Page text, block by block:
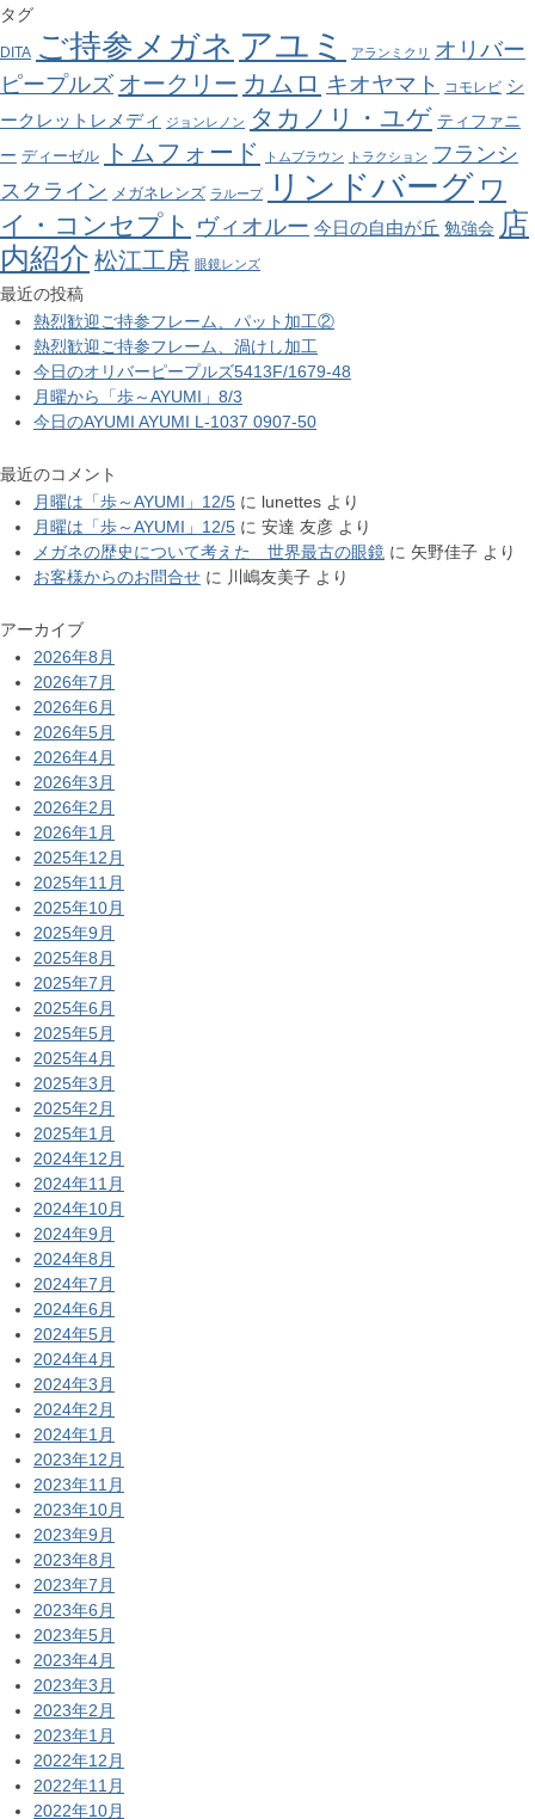
タグ
DITA ご持参メガネ アユミ アランミクリ
オリバー
ピープルズ オークリー カムロ キオヤマト コモレビ シ
ークレットレメディ
ジョンレノン タカノリ・ユゲ ティファニ
ー ディーゼル トムフォード トムブラウン トラクション フランシ
スクライン メガネレンズ ラループ リンドバーグ ワ
イ・コンセプト ヴィオルー 今日の自由が丘 勉強会 店
内紹介 松江工房 眼鏡レンズ
最近の投稿
熱烈歓迎ご持参フレーム、パット加工②
熱烈歓迎ご持参フレーム、渦けし加工
今日のオリバーピープルズ5413F/1679-48
月曜から「歩～AYUMI」8/3
今日のAYUMI AYUMI L-1037 0907-50
最近のコメント
月曜は「歩～AYUMI」12/5 に lunettes より
月曜は「歩～AYUMI」12/5 に 安達 友彦 より
メガネの歴史について考えた 世界最古の眼鏡 に 矢野佳子 より
お客様からのお問合せ に 川嶋友美子 より
アーカイブ
2026年8月
2026年7月
2026年6月
2026年5月
2026年4月
2026年3月
2026年2月
2026年1月
2025年12月
2025年11月
2025年10月
2025年9月
2025年8月
2025年7月
2025年6月
2025年5月
2025年4月
2025年3月
2025年2月
2025年1月
2024年12月
2024年11月
2024年10月
2024年9月
2024年8月
2024年7月
2024年6月
2024年5月
2024年4月
2024年3月
2024年2月
2024年1月
2023年12月
2023年11月
2023年10月
2023年9月
2023年8月
2023年7月
2023年6月
2023年5月
2023年4月
2023年3月
2023年2月
2023年1月
2022年12月
2022年11月
2022年10月